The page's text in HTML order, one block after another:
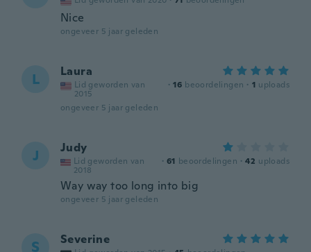
Nice
ongeveer 5 jaar geleden
L Laura
Lid geworden van
2015
· 16 beoordelingen · 1 uploads
ongeveer 5 jaar geleden
J Judy
Lid geworden van
2018
· 61 beoordelingen · 42 uploads
Way way too long into big
ongeveer 5 jaar geleden
S Severine